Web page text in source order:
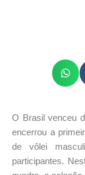
O Brasil venceu
encerrou a
de vôlei
participantes.